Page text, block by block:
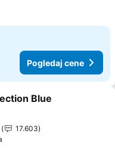
Pogledaj cene
u favorite
Blue
17.603